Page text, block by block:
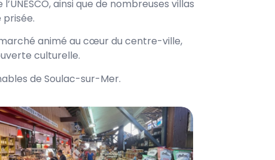
ainsi que de nombreuses villas
marché animé au cœur du centre-ville,
culturelle.
de Soulac-sur-Mer.